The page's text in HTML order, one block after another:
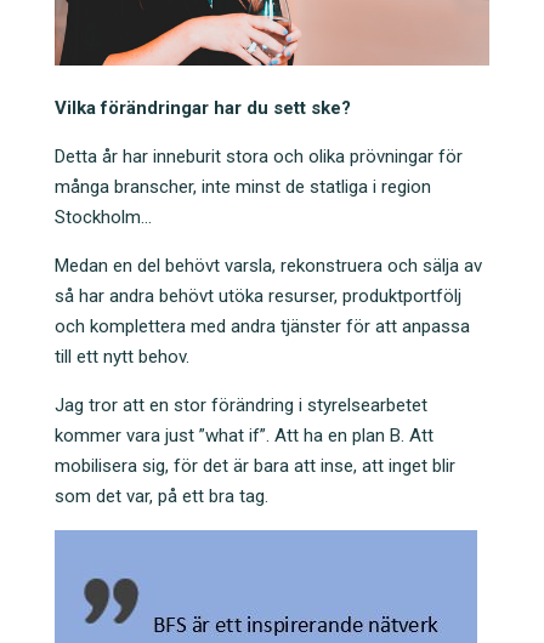
Vilka förändringar har du sett ske?
Detta år har inneburit stora och olika prövningar för
många branscher, inte minst de statliga i region
Stockholm…
Medan en del behövt varsla, rekonstruera och sälja av
så har andra behövt utöka resurser, produktportfölj
och komplettera med andra tjänster för att anpassa
till ett nytt behov.
Jag tror att en stor förändring i styrelsearbetet
kommer vara just ”what if”. Att ha en plan B. Att
mobilisera sig, för det är bara att inse, att inget blir
som det var, på ett bra tag.